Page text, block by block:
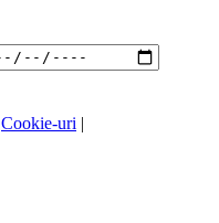
Cookie-uri |